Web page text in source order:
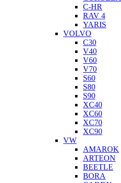
C-HR
RAV 4
YARIS
VOLVO
C30
V40
V60
V70
S60
S80
S90
XC40
XC60
XC70
XC90
VW
AMAROK
ARTEON
BEETLE
BORA